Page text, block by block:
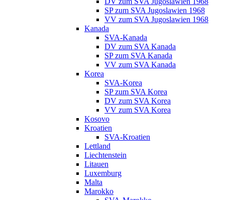
SP zum SVA Jugoslawien 1968
VV zum SVA Jugoslawien 1968
Kanada
SVA-Kanada
DV zum SVA Kanada
SP zum SVA Kanada
VV zum SVA Kanada
Korea
SVA-Korea
SP zum SVA Korea
DV zum SVA Korea
VV zum SVA Korea
Kosovo
Kroatien
SVA-Kroatien
Lettland
Liechtenstein
Litauen
Luxemburg
Malta
Marokko